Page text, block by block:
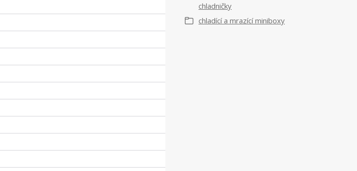
chladničky
chladící a mrazící miniboxy